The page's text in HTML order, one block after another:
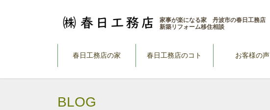
家事が楽になる家 丹波市の春日工務店
新築リフォーム移住相談
春日工務店の家 春日工務店のコト お客様の声
BLOG